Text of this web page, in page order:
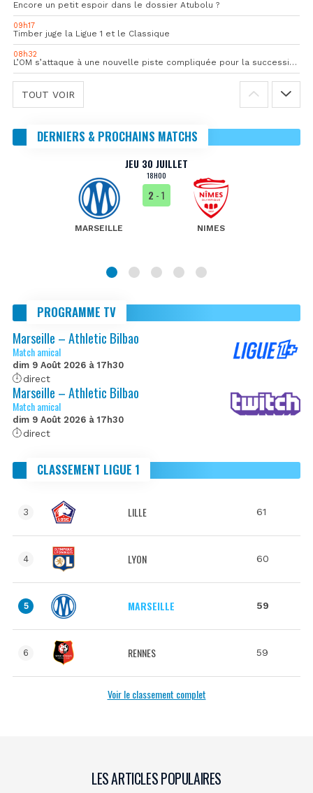
Encore un petit espoir dans le dossier Atubolu ?
09h17
Timber juge la Ligue 1 et le Classique
08h32
L’OM s’attaque à une nouvelle piste compliquée pour la succession de Rulli
TOUT VOIR
DERNIERS & PROCHAINS MATCHS
JEU 30 JUILLET
18H00
MARSEILLE
2 - 1
NIMES
PROGRAMME TV
Marseille – Athletic Bilbao
Match amical
dim 9 Août 2026 à 17h30
direct
Marseille – Athletic Bilbao
Match amical
dim 9 Août 2026 à 17h30
direct
CLASSEMENT LIGUE 1
3 LILLE 61
4 LYON 60
5 MARSEILLE 59
6 RENNES 59
Voir le classement complet
LES ARTICLES POPULAIRES